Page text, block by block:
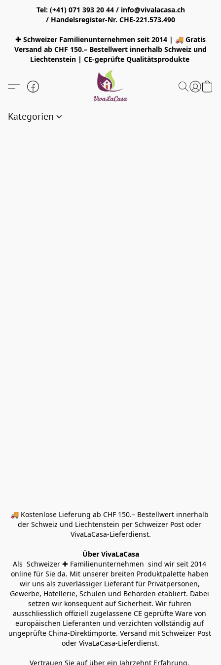
Tel: (+41) 071 393 20 44 / info@vivalacasa.ch
/ Handelsregister-Nr. CHE-221.573.490
✚ Schweizer Familienunternehmen seit 2014 | 🚚 Gratis
Versand ab CHF 150.– Bestellwert innerhalb Schweiz und
Liechtenstein | CE-geprüfte Qualitätsprodukte
Kategorien
🚚 Kostenlose Lieferung ab CHF 150.– Bestellwert innerhalb
der Schweiz und Liechtenstein per Schweizer Post oder
VivaLaCasa-Lieferdienst.
Über VivaLaCasa
Als  Schweizer ✚ Familienunternehmen  sind wir seit 2014
online für Sie da. Mit unserer breiten Produktpalette haben
wir uns als zuverlässiger Lieferant für Privatpersonen,
Gewerbe, Hotellerie, Schulen und Behörden etabliert. Dabei
setzen wir konsequent auf Sicherheit. Wir führen
ausschliesslich offiziell zugelassene CE geprüfte Ware von
europäischen Lieferanten und verzichten vollständig auf
ungeprüfte China-Direktimporte. Versand mit Schweizer Post
oder VivaLaCasa-Lieferdienst.
Vertrauen Sie auf über ein Jahrzehnt Erfahrung,